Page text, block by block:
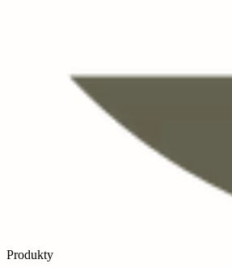
Produkty